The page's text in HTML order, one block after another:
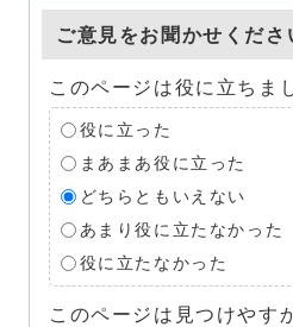
ご意見をお聞かせくださ
このページは役に立ちま
役に立った
まあまあ役に立った
どちらともいえない
あまり役に立たなかった
役に立たなかった
このページは見つけやす